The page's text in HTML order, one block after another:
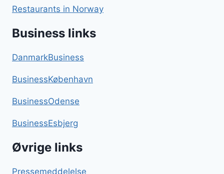
Restaurants in Norway
Business links
DanmarkBusiness
BusinessKøbenhavn
BusinessOdense
BusinessEsbjerg
Øvrige links
Pressemeddelelse